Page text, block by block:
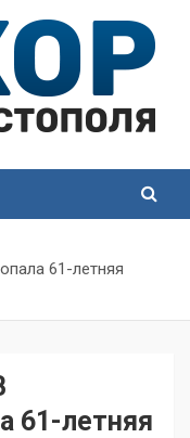
61-летняя
61-летняя